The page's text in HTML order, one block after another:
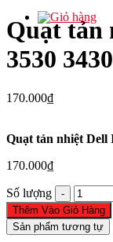
Quạt tản
3530
170.000₫
Quạt tản nhiệt Dell
170.000₫
Số lượng
Quạt
tản
nhiệt
Dell
Thêm Vào Giỏ Hàng
Sản phẩm tương tự